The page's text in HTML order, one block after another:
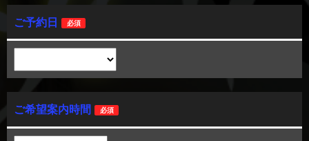
ご予約日 必須
ご希望案内時間 必須